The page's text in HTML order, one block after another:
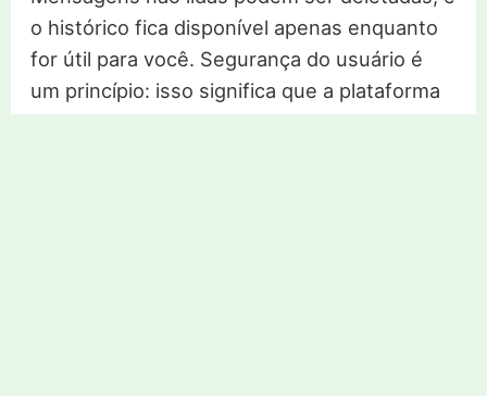
o histórico fica disponível apenas enquanto
for útil para você. Segurança do usuário é
um princípio: isso significa que a plataforma